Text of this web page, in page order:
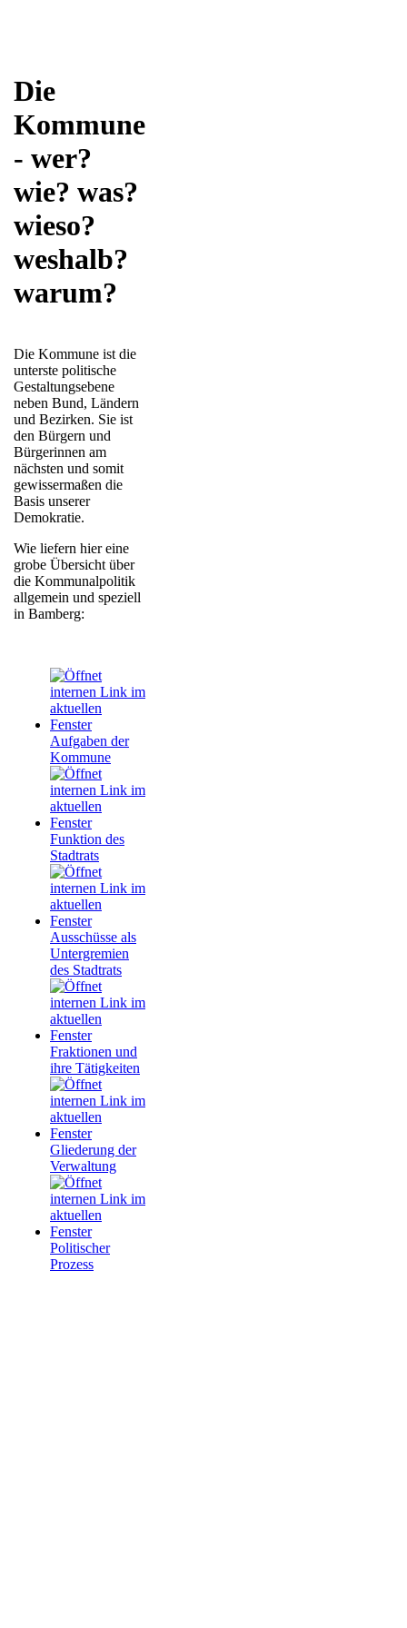
Die
Kommune
- wer?
wie? was?
wieso?
weshalb?
warum?
Die Kommune ist die
unterste politische
Gestaltungsebene
neben Bund, Ländern
und Bezirken. Sie ist
den Bürgern und
Bürgerinnen am
nächsten und somit
gewissermaßen die
Basis unserer
Demokratie.
Wie liefern hier eine
grobe Übersicht über
die Kommunalpolitik
allgemein und speziell
in Bamberg:
Aufgaben der
Kommune
Funktion des
Stadtrats
Ausschüsse als
Untergremien
des Stadtrats
Fraktionen und
ihre Tätigkeiten
Gliederung der
Verwaltung
Politischer
Prozess